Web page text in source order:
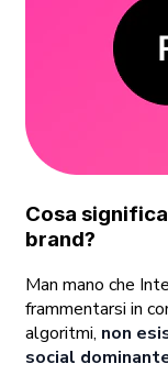
Cosa
brand?
Man mano che
frammentarsi in
algoritmi, non
social